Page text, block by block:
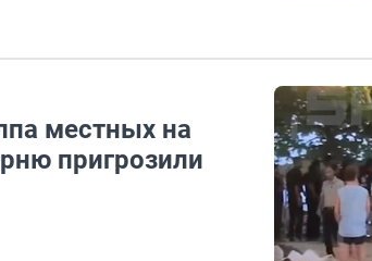
местных на
пригрозили